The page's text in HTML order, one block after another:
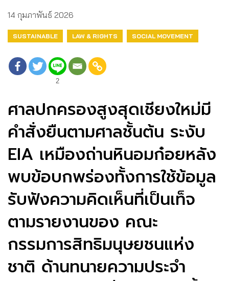
14 กุมภาพันธ์ 2026
SUSTAINABLE LAW & RIGHTS SOCIAL MOVEMENT
2
ศาลปกครองสูงสุดเชียงใหม่มี
คำสั่งยืนตามศาลชั้นต้น ระงับ
EIA เหมืองถ่านหินอมก๋อยหลัง
พบข้อบกพร่องทั้งการใช้ข้อมูล
รับฟังความคิดเห็นที่เป็นเท็จ
ตามรายงานของ คณะ
กรรมการสิทธิมนุษยชนแห่ง
ชาติ ด้านทนายความประจำ